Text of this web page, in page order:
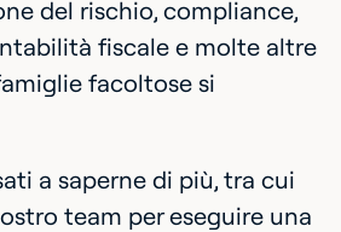
del rischio, compliance,
fiscale e molte altre
facoltose si
a saperne di più, tra cui
team per eseguire una